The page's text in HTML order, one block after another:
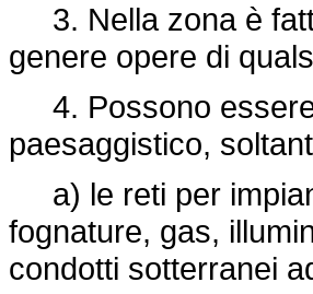
3. Nella zona è
genere opere di
4. Possono essere
paesaggistico,
a) le reti per
fognature, gas,
condotti sotterranei